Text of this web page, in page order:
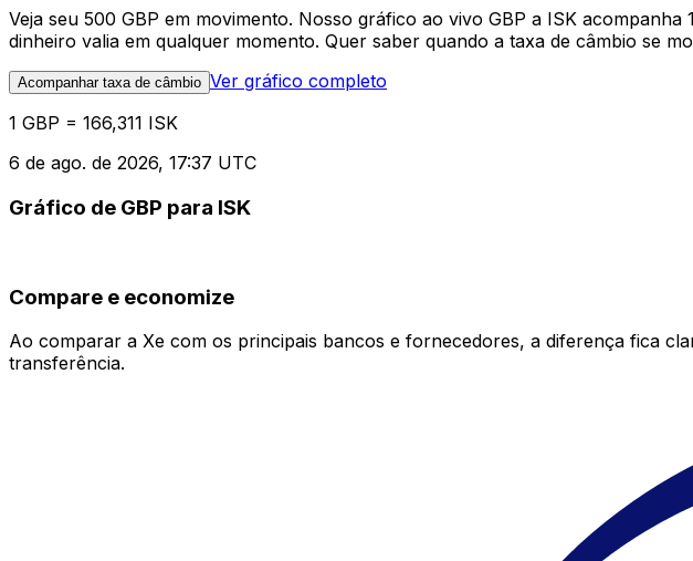
Veja seu 500 GBP em movimento. Nosso gráfico ao vivo GBP a ISK
dinheiro valia em qualquer momento. Quer saber quando a taxa de câmbio se
Acompanhar taxa de câmbio Ver gráfico completo
1 GBP = 166,311 ISK
6 de ago. de 2026, 17:37 UTC
Gráfico de GBP para ISK
Compare e economize
Ao comparar a Xe com os principais bancos e fornecedores, a diferença fica
transferência.